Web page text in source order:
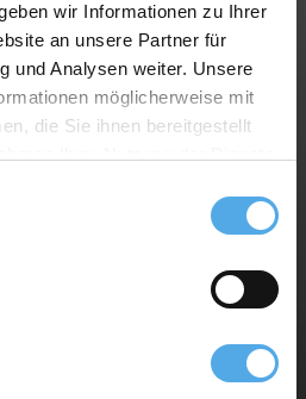
wir Informationen zu Ihrer
an unsere Partner für
und Analysen weiter. Unsere
möglicherweise mit
die Sie ihnen bereitgestellt
informazioni
foto
News